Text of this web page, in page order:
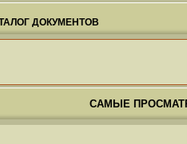
ДОКУМЕНТОВ
САМЫЕ